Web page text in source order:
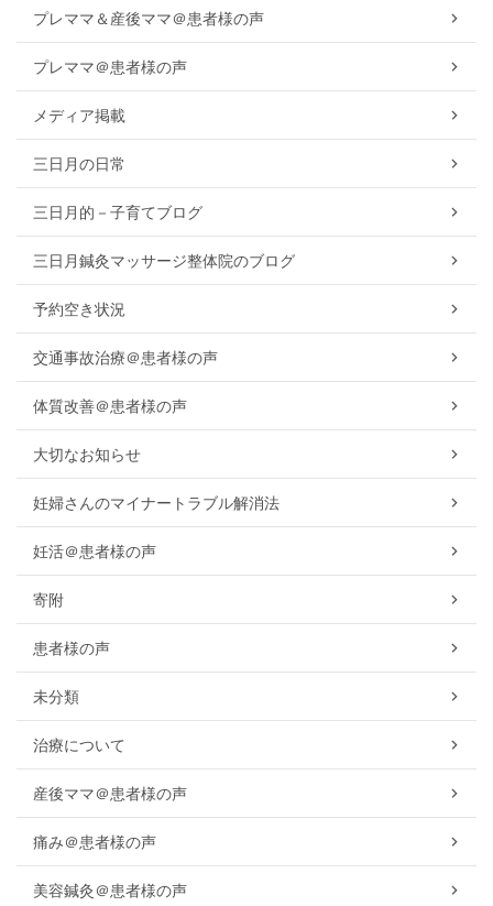
プレママ＆産後ママ＠患者様の声
プレママ＠患者様の声
メディア掲載
三日月の日常
三日月的－子育てブログ
三日月鍼灸マッサージ整体院のブログ
予約空き状況
交通事故治療＠患者様の声
体質改善＠患者様の声
大切なお知らせ
妊婦さんのマイナートラブル解消法
妊活＠患者様の声
寄附
患者様の声
未分類
治療について
産後ママ＠患者様の声
痛み＠患者様の声
美容鍼灸＠患者様の声